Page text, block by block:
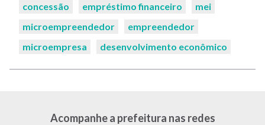
concessão
empréstimo financeiro
mei
microempreendedor
empreendedor
microempresa
desenvolvimento econômico
Acompanhe a prefeitura nas redes